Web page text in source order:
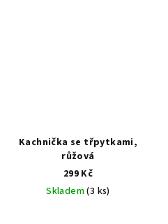
Kachnička se třpytkami,
růžová
299 Kč
Skladem(3 ks)